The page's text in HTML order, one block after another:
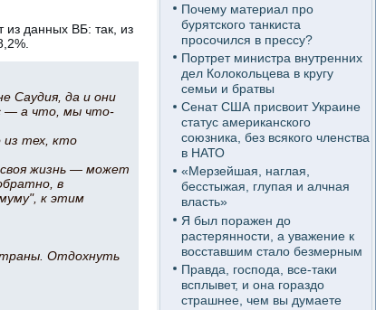
из данных ВБ: так, из
Саудия, да и они
— а что, мы что-
из тех, кто
жизнь — может
в
к этим
Отдохнуть
Почему материал про
бурятского танкиста
просочился в прессу?
Портрет министра внутренних
дел Колокольцева в кругу
семьи и братвы
Сенат США присвоит Украине
статус американского
союзника, без всякого членства
в НАТО
«Мерзейшая, наглая,
бесстыжая, глупая и алчная
власть»
Я был поражен до
растерянности, а уважение к
восставшим стало безмерным
Правда, господа, все-таки
всплывет, и она гораздо
страшнее, чем вы думаете